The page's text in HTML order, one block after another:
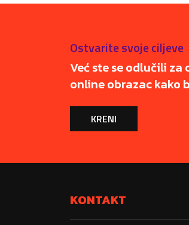
Ostvarite svoje ciljeve
Već ste se odlučili
online obrazac kako
KRENI
KONTAKT